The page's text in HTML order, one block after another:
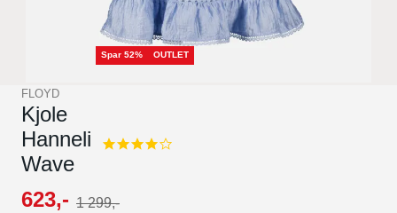
Spar 52% OUTLET
FLOYD
Kjole
Hanneli
Wave
4.0
623,- 1 299,-